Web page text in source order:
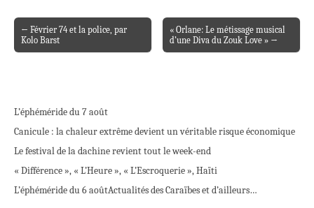
Post navigation
← Février 74 et la police, par
Kolo Barst
« Orlane: Le métissage musical
d’une Diva du Zouk Love » →
L’éphéméride du 7 août
Canicule : la chaleur extrême devient un véritable risque économique
Le festival de la dachine revient tout le week-end
« Différence », « L’Heure », « L’Escroquerie », Haïti
L’éphéméride du 6 aoûtActualités des Caraïbes et d’ailleurs…